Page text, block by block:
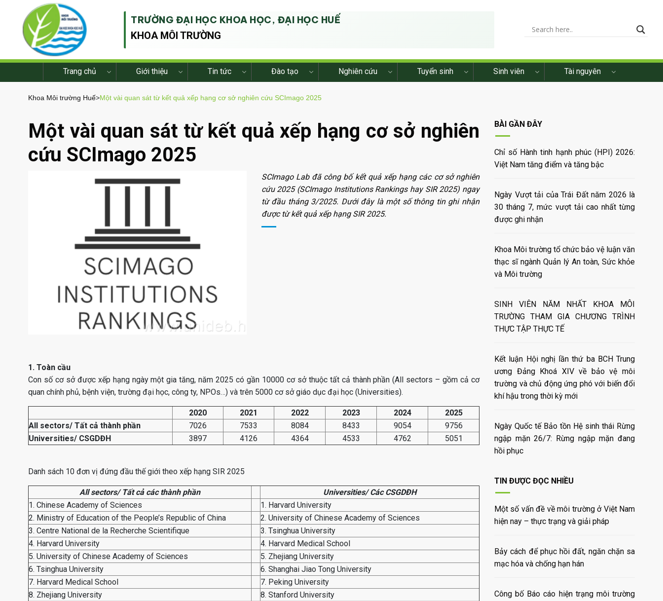
TRƯỜNG ĐẠI HỌC KHOA HỌC, ĐẠI HỌC HUẾ
KHOA MÔI TRƯỜNG
Trang chủ Giới thiệu Tin tức Đào tạo Nghiên cứu Tuyển sinh Sinh viên Tài nguyên
Khoa Môi trường Huế>Một vài quan sát từ kết quả xếp hạng cơ sở nghiên cứu SCImago 2025
Một vài quan sát từ kết quả xếp hạng cơ sở nghiên
cứu SCImago 2025
SCImago Lab đã công bố kết quả xếp hạng các cơ sở nghiên
cứu 2025 (SCImago Institutions Rankings hay SIR 2025) ngay
từ đầu tháng 3/2025. Dưới đây là một số thông tin ghi nhận
được từ kết quả xếp hạng SIR 2025.
1. Toàn cầu
Con số cơ sở được xếp hạng ngày một gia tăng, năm 2025 có gần 10000 cơ sở thuộc tất cả thành phần (All sectors – gồm cả cơ
quan chính phủ, bệnh viện, trường đại học, công ty, NPOs…) và trên 5000 cơ sở giáo dục đại học (Universities).
2020 2021 2022 2023 2024
2025
All sectors/ Tất cả thành phần
7026 7533 8084 8433 9054
9756
Universities/ CSGDĐH
3897 4126 4364 4533 4762 5051
Danh sách 10 đơn vị đứng đầu thế giới theo xếp hạng SIR 2025
All sectors/ Tất cả các thành phần
Universities/ Các CSGDĐH
1. Chinese Academy of Sciences
1. Harvard University
2. Ministry of Education of the People’s Republic of China
2. University of Chinese Academy of Sciences
3. Centre National de la Recherche Scientifique
3. Tsinghua University
4. Harvard University
4. Harvard Medical School
5. University of Chinese Academy of Sciences
5. Zhejiang University
6. Tsinghua University
6. Shanghai Jiao Tong University
7. Harvard Medical School
7. Peking University
8. Zhejiang University
8. Stanford University
BÀI GẦN ĐÂY
Chỉ số Hành tinh hạnh phúc (HPI) 2026:
Việt Nam tăng điểm và tăng bậc
Ngày Vượt tải của Trái Đất năm 2026 là
30 tháng 7, mức vượt tải cao nhất từng
được ghi nhận
Khoa Môi trường tổ chức bảo vệ luận văn
thạc sĩ ngành Quản lý An toàn, Sức khỏe
và Môi trường
SINH VIÊN NĂM NHẤT KHOA MÔI
TRƯỜNG THAM GIA CHƯƠNG TRÌNH
THỰC TẬP THỰC TẾ
Kết luận Hội nghị lần thứ ba BCH Trung
ương Đảng Khoá XIV về bảo vệ môi
trường và chủ động ứng phó với biến đổi
khí hậu trong thời kỳ mới
Ngày Quốc tế Bảo tồn Hệ sinh thái Rừng
ngập mặn 26/7: Rừng ngập mặn đang
hồi phục
TIN ĐƯỢC ĐỌC NHIỀU
Một số vấn đề về môi trường ở Việt Nam
hiện nay – thực trạng và giải pháp
Bảy cách để phục hồi đất, ngăn chặn sa
mạc hóa và chống hạn hán
Công bố Báo cáo hiện trạng môi trường